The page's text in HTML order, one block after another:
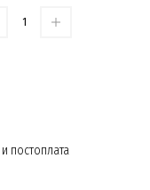
постоплата